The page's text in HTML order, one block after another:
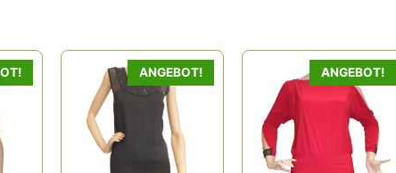
ANGEBOT! ANGEBOT!